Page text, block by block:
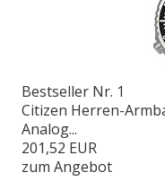
Bestseller Nr. 1
Citizen Herren-
Analog...
201,52 EUR
zum Angebot